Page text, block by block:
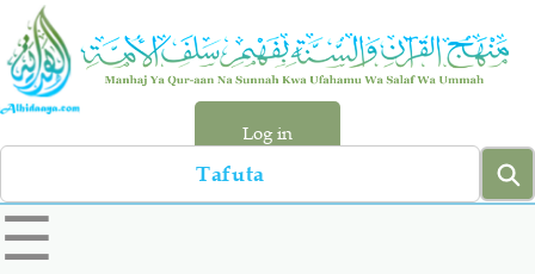
Skip
main
content
Log in
Search
left
sidebar
☰